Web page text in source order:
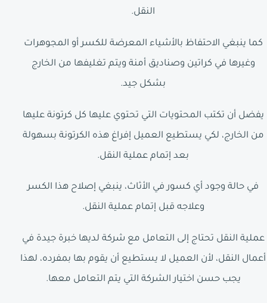
النقل.
كما ينبغي الاحتفاظ بالأشياء المعرضة للكسر أو المجوهرات
وغيرها في كراتين وصناديق أمنة ويتم تغليفها من الخارج
بشكل جيد.
يفضل أن تكتب المحتويات التي تحتوي عليها كل كرتونة عليها
من الخارج، لكي يستطيع العميل إفراغ هذه الكرتونة بسهولة
بعد إتمام عملية النقل.
في حالة وجود أي كسور في الأثاث، ينبغي إصلاح هذا الكسر
وعلاجه قبل إتمام عملية النقل.
عملية النقل تحتاج إلى التعامل مع شركة لديها خبرة جيدة في
أعمال النقل، لأن العميل لا يستطيع أن يقوم بها بمفرده، لهذا
يجب حسن اختيار الشركة التي يتم التعامل معها.